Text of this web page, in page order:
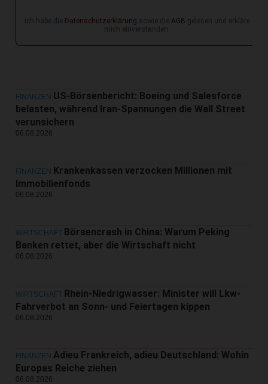
Ich habe die Datenschutzerklärung sowie die AGB gelesen und erkläre
mich einverstanden.
FINANZEN US-Börsenbericht: Boeing und Salesforce
belasten, während Iran-Spannungen die Wall Street
verunsichern
06.08.2026
FINANZEN Krankenkassen verzocken Millionen mit
Immobilienfonds
06.08.2026
WIRTSCHAFT Börsencrash in China: Warum Peking
Banken rettet, aber die Wirtschaft nicht
06.08.2026
WIRTSCHAFT Rhein-Niedrigwasser: Minister will Lkw-
Fahrverbot an Sonn- und Feiertagen kippen
06.08.2026
FINANZEN Adieu Frankreich, adieu Deutschland: Wohin
Europas Reiche ziehen
06.08.2026